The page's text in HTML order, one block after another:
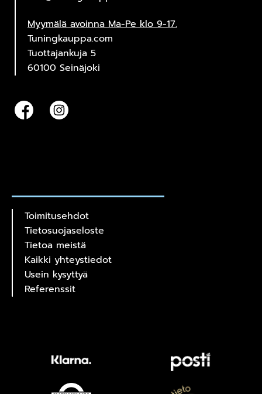
Myymälä avoinna Ma-Pe klo 9-17.
Tuningkauppa.com
Tuottajankuja 5
60100 Seinäjoki
Toimitusehdot
Tietosuojaseloste
Tietoa meistä
Kaikki yhteystiedot
Usein kysyttyä
Referenssit